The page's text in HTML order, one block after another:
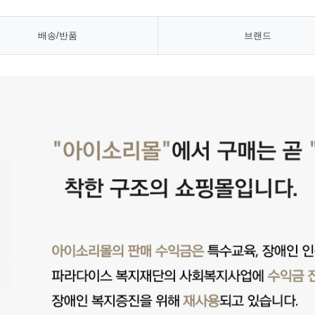
배송/반품 브랜드